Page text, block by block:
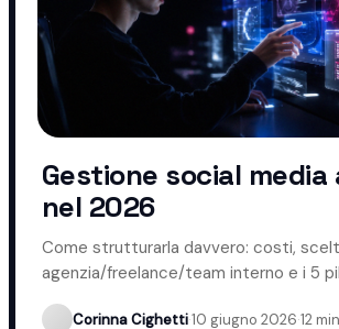
Gestione social media
nel 2026
Come strutturarla davvero: costi,
agenzia/freelance/team interno e i 5
gestione che funziona.
Corinna Cighetti·10 giugno 2026·12